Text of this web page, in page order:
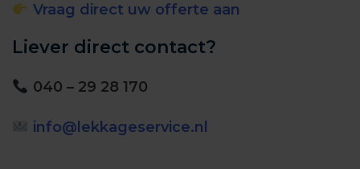
Vraag direct uw offerte aan
Liever direct contact?
040 – 29 28 170
info@lekkageservice.nl